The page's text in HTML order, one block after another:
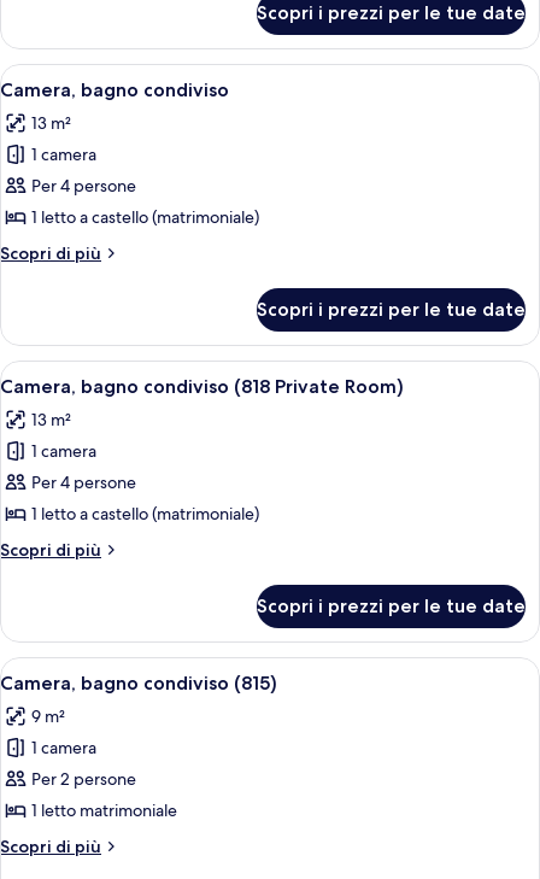
bagno
condiviso
(413)
Scopri i prezzi per le tue date
Apri
tutte
le
foto
per
Camera,
bagno
condiviso
Una cucina compatta con mobili
1
Camera, bagno condiviso
13 m²
1 camera
Per 4 persone
1 letto a castello (matrimoniale)
Scopri di più
Altri
bagno
condiviso
Scopri i prezzi per le tue date
Apri
tutte
le
foto
per
Camera,
bagno
condiviso
Private
Room)
Un letto a castello con un
3
Camera, bagno condiviso (818 Private Room)
13 m²
1 camera
Per 4 persone
1 letto a castello (matrimoniale)
Scopri di più
Altri
bagno
condiviso
(818
Room)
Scopri i prezzi per le tue date
Apri
tutte
le
foto
per
Camera,
bagno
condiviso
Una camera piccola con un letto,
5
Camera, bagno condiviso (815)
9 m²
1 camera
Per 2 persone
1 letto matrimoniale
Scopri di più
Altri